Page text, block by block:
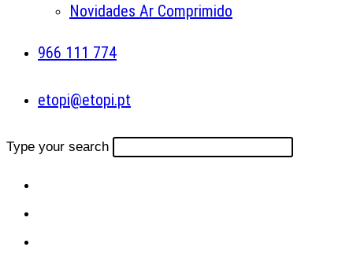
Novidades Ar Comprimido
966 111 774
etopi@etopi.pt
Type your search